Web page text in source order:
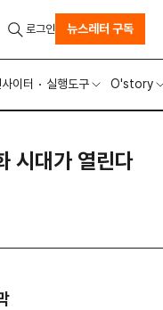
이터 실행도구 O'story
로그인 뉴스레터 구독
시대가 열린다